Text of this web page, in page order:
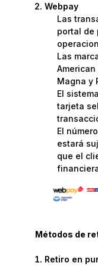
Webpay
Las
portal de
Las
American
Magna y
El
tarjeta
El
estará
que el
Métodos de
Retiro en